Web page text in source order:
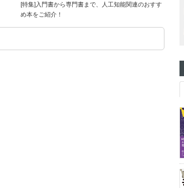
[特集]入門書から専門書まで、人工知能関連のおすす
め本をご紹介！